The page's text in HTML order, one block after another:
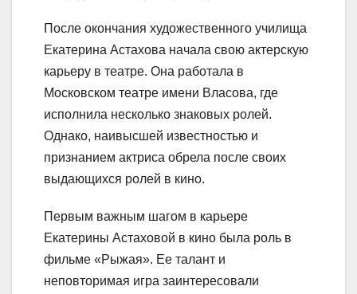
После окончания художественного училища
Екатерина Астахова начала свою актерскую
карьеру в театре. Она работала в
Московском театре имени Власова, где
исполнила несколько знаковых ролей.
Однако, наивысшей известностью и
признанием актриса обрела после своих
выдающихся ролей в кино.
Первым важным шагом в карьере
Екатерины Астаховой в кино была роль в
фильме «Рыжая». Ее талант и
неповторимая игра заинтересовали